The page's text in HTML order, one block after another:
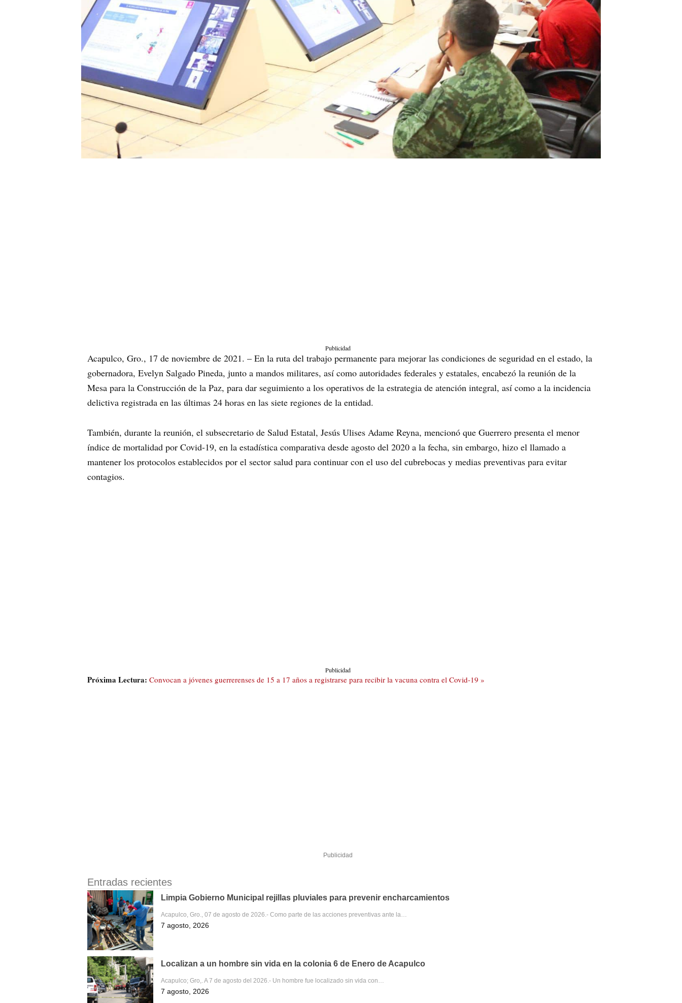
Publicidad
Acapulco, Gro., 17 de noviembre de 2021. – En la ruta del trabajo permanente para mejorar las condiciones de seguridad en el estado, la
gobernadora, Evelyn Salgado Pineda, junto a mandos militares, así como autoridades federales y estatales, encabezó la reunión de la
Mesa para la Construcción de la Paz, para dar seguimiento a los operativos de la estrategia de atención integral, así como a la incidencia
delictiva registrada en las últimas 24 horas en las siete regiones de la entidad.
También, durante la reunión, el subsecretario de Salud Estatal, Jesús Ulises Adame Reyna, mencionó que Guerrero presenta el menor
índice de mortalidad por Covid-19, en la estadística comparativa desde agosto del 2020 a la fecha, sin embargo, hizo el llamado a
mantener los protocolos establecidos por el sector salud para continuar con el uso del cubrebocas y medias preventivas para evitar
contagios.
Publicidad
Próxima Lectura: Convocan a jóvenes guerrerenses de 15 a 17 años a registrarse para recibir la vacuna contra el Covid-19 »
Publicidad
Entradas recientes
Limpia Gobierno Municipal rejillas pluviales para prevenir encharcamientos
Acapulco, Gro., 07 de agosto de 2026.- Como parte de las acciones preventivas ante la…
7 agosto, 2026
Localizan a un hombre sin vida en la colonia 6 de Enero de Acapulco
Acapulco; Gro,. A 7 de agosto del 2026.- Un hombre fue localizado sin vida con…
7 agosto, 2026